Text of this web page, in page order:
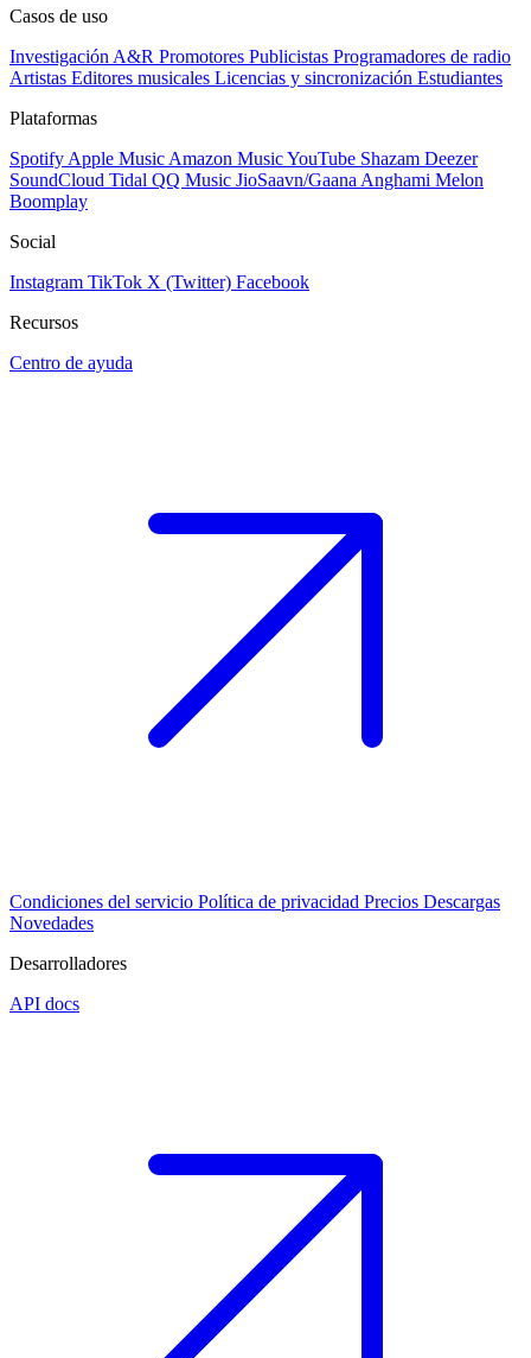
Casos de uso
Investigación A&R Promotores Publicistas Programadores de radio
Artistas Editores musicales Licencias y sincronización Estudiantes
Plataformas
Spotify Apple Music Amazon MusicYouTube Shazam Deezer
SoundCloud Tidal QQ Music JioSaavn/Gaana Anghami Melon
Boomplay
Social
Instagram TikTok X (Twitter) Facebook
Recursos
Centro de ayuda
Condiciones del servicio Política de privacidad Precios Descargas
Novedades
Desarrolladores
API docs